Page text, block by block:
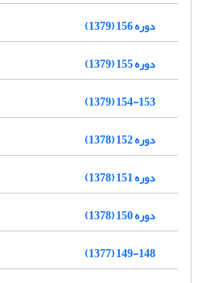
دوره 156 (1379)
دوره 155 (1379)
154-153 (1379)
دوره 152 (1378)
دوره 151 (1378)
دوره 150 (1378)
149-148 (1377)